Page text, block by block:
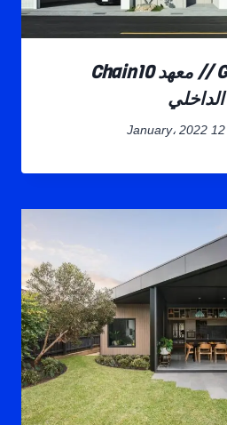
Greenlight Manor // معهد Chain10
12 January، 2022